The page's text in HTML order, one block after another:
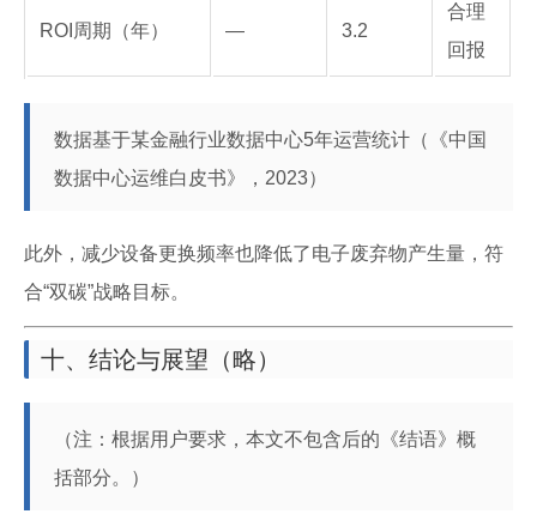
ROI周期（年） — 3.2
合理
回报
数据基于某金融行业数据中心5年运营统计（《中国
数据中心运维白皮书》，2023）
此外，减少设备更换频率也降低了电子废弃物产生量，符
合“双碳”战略目标。
十、结论与展望（略）
（注：根据用户要求，本文不包含后的《结语》概
括部分。）